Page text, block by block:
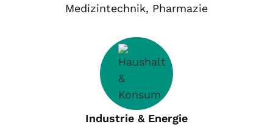
Medizintechnik, Pharmazie
Industrie & Energie